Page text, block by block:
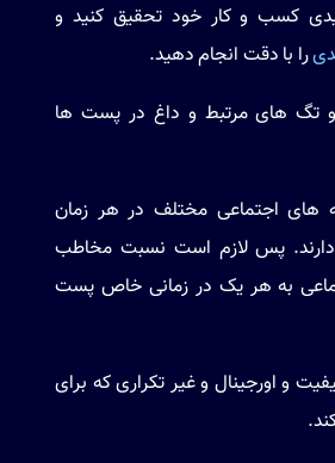
کسب و کار خود تحقیق کنید و
را با دقت انجام دهید.
تگ های مرتبط و داغ در پست ها
های اجتماعی مختلف در هر زمان
دارند. پس لازم است نسبت مخاطب
به هر یک در زمانی خاص پست
و اورجینال و غیر تکراری که برای